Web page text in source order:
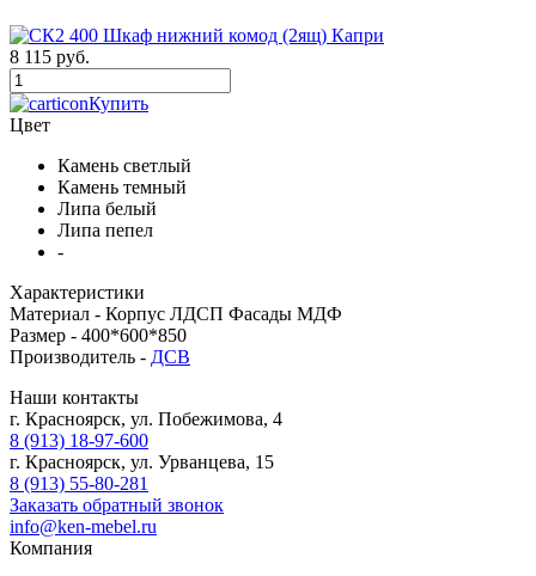
8 115 руб.
Купить
Цвет
Камень светлый
Камень темный
Липа белый
Липа пепел
-
Характеристики
Материал - Корпус ЛДСП Фасады МДФ
Размер - 400*600*850
Производитель - ДСВ
Наши контакты
г. Красноярск, ул. Побежимова, 4
8 (913) 18-97-600
г. Красноярск, ул. Урванцева, 15
8 (913) 55-80-281
Заказать обратный звонок
info@ken-mebel.ru
Компания